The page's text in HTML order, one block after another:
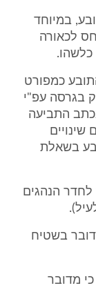
במיוחד
המתייחס לכאורה
כמפורט
(למעט סעיף 6 העוסק בגרסה עפ"י
התביעה
בשאלת
לחדר הנהגים
בשטיח
מדובר